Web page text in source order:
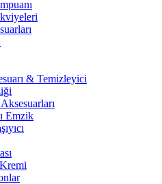
& Temizleyici
Emzik